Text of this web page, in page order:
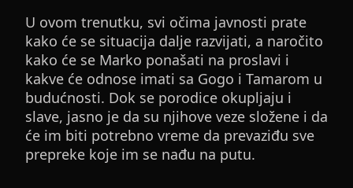
U ovom trenutku, svi očima javnosti prate
kako će se situacija dalje razvijati, a naročito
kako će se Marko ponašati na proslavi i
kakve će odnose imati sa Gogo i Tamarom u
budućnosti. Dok se porodice okupljaju i
slave, jasno je da su njihove veze složene i da
će im biti potrebno vreme da prevaziđu sve
prepreke koje im se nađu na putu.